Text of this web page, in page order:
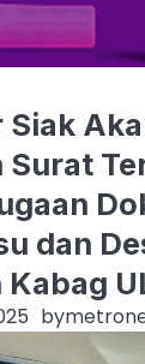
Surat
dan
by